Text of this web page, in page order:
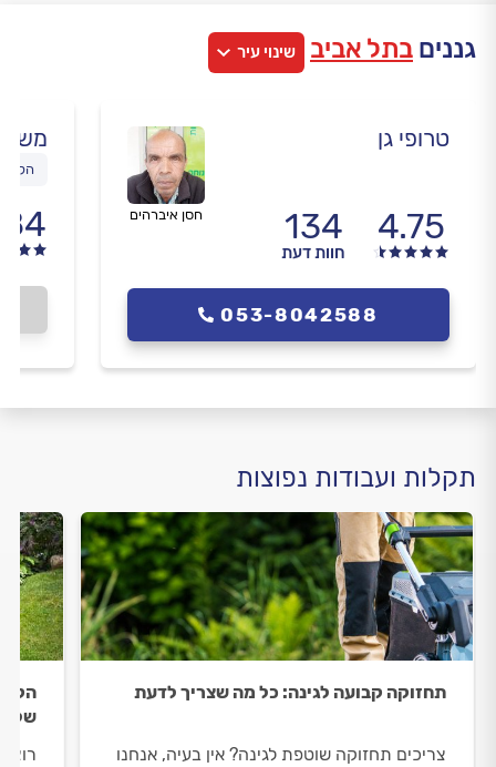
גננים בתל אביב שינוי עיר
טרופי גן
4.75
134
חוות דעת
חסן איברהים
053-8042588
משה
הקמת
תקלות ועבודות נפוצות
תחזוקה קבועה לגינה: כל מה שצריך לדעת
צריכים תחזוקה שוטפת לגינה? אין בעיה, אנחנו
שלב